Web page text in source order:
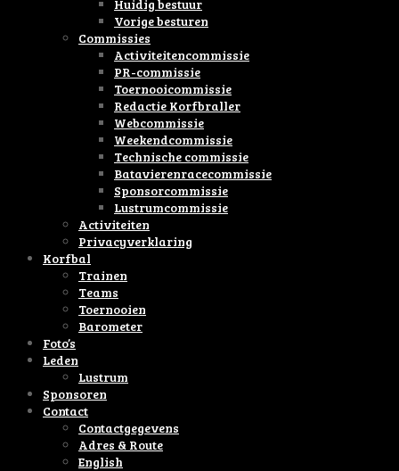
Huidig bestuur
Vorige besturen
Commissies
Activiteitencommissie
PR-commissie
Toernooicommissie
Redactie Korfbraller
Webcommissie
Weekendcommissie
Technische commissie
Batavierenracecommissie
Sponsorcommissie
Lustrumcommissie
Activiteiten
Privacyverklaring
Korfbal
Trainen
Teams
Toernooien
Barometer
Foto’s
Leden
Lustrum
Sponsoren
Contact
Contactgegevens
Adres & Route
English